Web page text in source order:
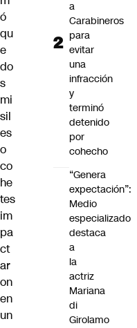
ó
qu
e
do
s
mi
sil
es
o
co
he
tes
im
pa
ct
ar
on
en
un
a
Carabineros
para
evitar
una
infracción
y
terminó
detenido
por
cohecho
“Genera
expectación”:
Medio
especializado
destaca
a
la
actriz
Mariana
di
Girolamo